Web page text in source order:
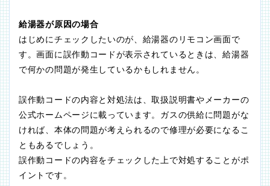
給湯器が原因の場合
はじめにチェックしたいのが、給湯器のリモコン画面で
す。画面に誤作動コードが表示されているときは、給湯器
で何かの問題が発生しているかもしれません。
誤作動コードの内容と対処法は、取扱説明書やメーカーの
公式ホームページに載っています。ガスの供給に問題がな
ければ、本体の問題が考えられるので修理が必要になるこ
ともあるでしょう。
誤作動コードの内容をチェックした上で対処することがポ
イントです。